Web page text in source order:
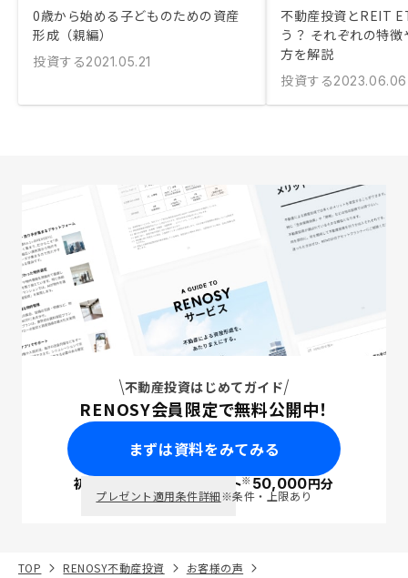
0歳から始める子どものための資産
形成（親編）
投資する2021.05.21
不動産投資とREIT
う？ それぞれの特
方を解説
投資する2023.06.06
不動産投資はじめてガイド
RENOSY会員限定で無料公開中！
まずは資料をみてみる
初回面談で ポイント※50,000円分
プレゼント適用条件詳細※条件・上限あり
TOP RENOSY不動産投資
お客様の声